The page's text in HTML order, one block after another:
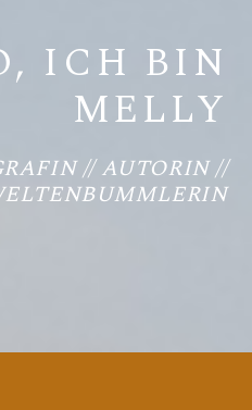
ICH BIN
MELLY
// AUTORIN //